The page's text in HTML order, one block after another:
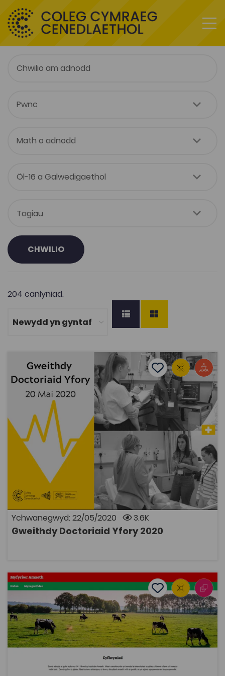
CHWILIO
204 canlyniad.
Gweithdy Doctoriaid Yfory 2020
Add to favourites
Ychwanegwyd: 22/05/2020 3.6K
Gweithdy Doctoriaid Yfory 2020
Dyddiad cyhoeddi: 2020 Add to favourites
Gweithdy Doctoriaid Yfory 2020
Tagiau
Doctoriaid Yfory
Meddygaeth
Adnodd Coleg Cymraeg
Adnodd ar gyfer aelodau o gynllun Doctoriaid Yfory 3.
Mae’n trafod awgrymiadau ar gyfer sicrhau profiad
gwaith yn y maes iechyd a gofal. Mae hefyd yn trafod
beth i'w gynnwys yn y datganiad personol. Cyflwyniad
ydyw gan Sara Whittam o Brifysgol Caerdydd.
Myfyriwr Amaeth
Add to favourites
Dyddiad cyhoeddi: 2020 Add to favourites
Myfyriwr Amaeth
2.7K
Tagiau
Pont i'r Brifysgol Ôl-16
Amaethyddiaeth
Adnodd Coleg Cymraeg